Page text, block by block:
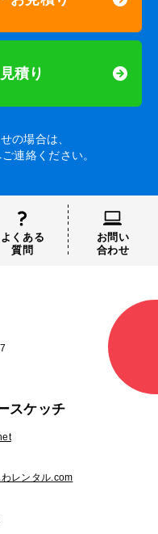
積り
の場合は、
連絡ください。
よくある
質問
お問い
合わせ
スケッチ
レンタル.com